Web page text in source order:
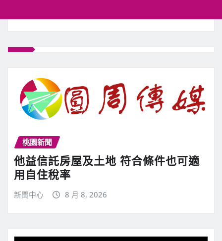
桃園新聞
他益信託房屋及土地 符合條件也可適
用自住稅率
新聞中心 8 月 8, 2026